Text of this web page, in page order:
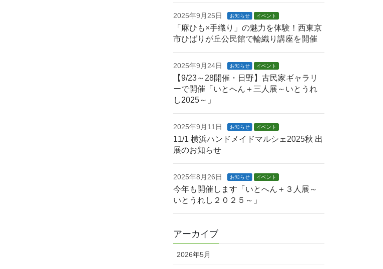
2025年9月25日 お知らせ イベント
「麻ひも×手織り」の魅力を体験！西東京
市ひばりが丘公民館で輪織り講座を開催
2025年9月24日 お知らせ イベント
【9/23～28開催・日野】古民家ギャラリ
ーで開催「いとへん＋三人展～いとうれ
し2025～」
2025年9月11日 お知らせ イベント
11/1 横浜ハンドメイドマルシェ2025秋 出
展のお知らせ
2025年8月26日 お知らせ イベント
今年も開催します「いとへん＋３人展～
いとうれし２０２５～」
アーカイブ
2026年5月